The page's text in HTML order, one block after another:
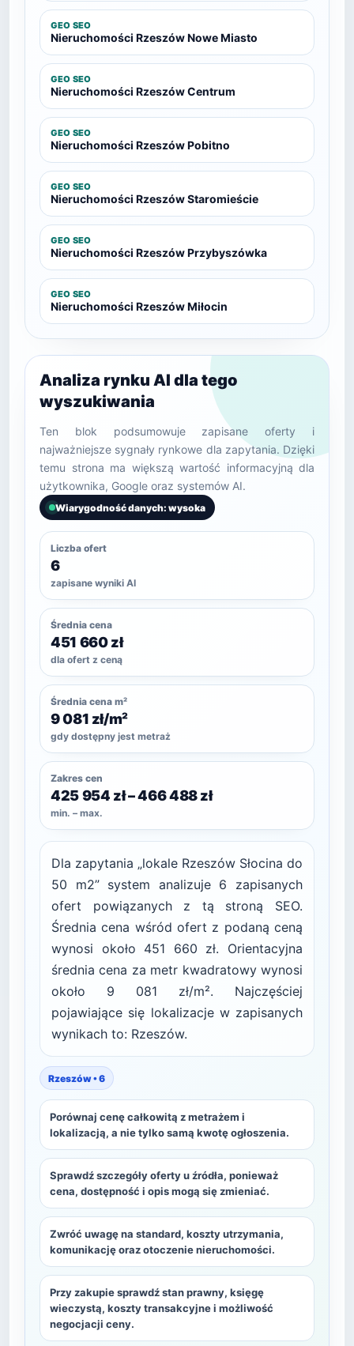
GEO SEO
Nieruchomości Rzeszów Nowe Miasto
GEO SEO
Nieruchomości Rzeszów Centrum
GEO SEO
Nieruchomości Rzeszów Pobitno
GEO SEO
Nieruchomości Rzeszów Staromieście
GEO SEO
Nieruchomości Rzeszów Przybyszówka
GEO SEO
Nieruchomości Rzeszów Miłocin
Analiza rynku AI dla tego
wyszukiwania
Ten blok podsumowuje zapisane oferty i
najważniejsze sygnały rynkowe dla zapytania. Dzięki
temu strona ma większą wartość informacyjną dla
użytkownika, Google oraz systemów AI.
Wiarygodność danych: wysoka
Liczba ofert
6
zapisane wyniki AI
Średnia cena
451 660 zł
dla ofert z ceną
Średnia cena m²
9 081 zł/m²
gdy dostępny jest metraż
Zakres cen
425 954 zł – 466 488 zł
min. – max.
Dla zapytania „lokale Rzeszów Słocina do
50 m2” system analizuje 6 zapisanych
ofert powiązanych z tą stroną SEO.
Średnia cena wśród ofert z podaną ceną
wynosi około 451 660 zł. Orientacyjna
średnia cena za metr kwadratowy wynosi
około 9 081 zł/m². Najczęściej
pojawiające się lokalizacje w zapisanych
wynikach to: Rzeszów.
Rzeszów • 6
Porównaj cenę całkowitą z metrażem i
lokalizacją, a nie tylko samą kwotę ogłoszenia.
Sprawdź szczegóły oferty u źródła, ponieważ
cena, dostępność i opis mogą się zmieniać.
Zwróć uwagę na standard, koszty utrzymania,
komunikację oraz otoczenie nieruchomości.
Przy zakupie sprawdź stan prawny, księgę
wieczystą, koszty transakcyjne i możliwość
negocjacji ceny.